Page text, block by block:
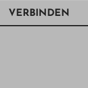
VERBINDEN